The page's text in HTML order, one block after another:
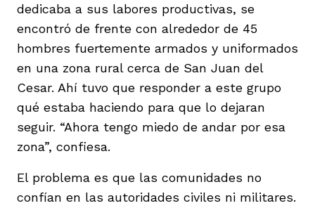
dedicaba a sus labores productivas, se
encontró de frente con alrededor de 45
hombres fuertemente armados y uniformados
en una zona rural cerca de San Juan del
Cesar. Ahí tuvo que responder a este grupo
qué estaba haciendo para que lo dejaran
seguir. “Ahora tengo miedo de andar por esa
zona”, confiesa.
El problema es que las comunidades no
confían en las autoridades civiles ni militares.